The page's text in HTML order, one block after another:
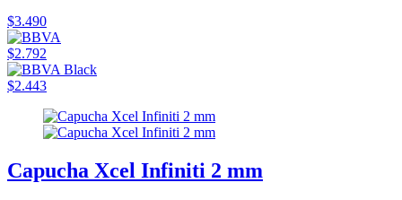
$3.490
$2.792
$2.443
Capucha Xcel Infiniti 2 mm